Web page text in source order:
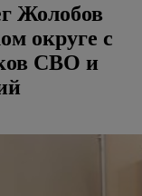
Жолобов
округе с
СВО и